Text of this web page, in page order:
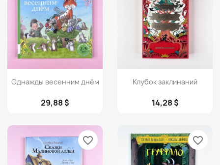
Просмотр
Однажды весенним днём
29,88 $
Просмотр
Клубок заклинаний
14,28 $
favorite_border favorite_border